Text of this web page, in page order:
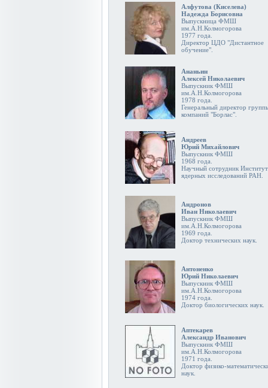
Алфутова (Киселева)
Надежда Борисовна
Выпускница ФМШ
им.А.Н.Колмогорова
1977 года.
Директор ЦДО "Дистантное
обучение".
Ананьин
Алексей Николаевич
Выпускник ФМШ
им.А.Н.Колмогорова
1978 года.
Генеральный директор
компаний "Борлас".
Андреев
Юрий Михайлович
Выпускник ФМШ
1968 года.
Научный сотрудник
ядерных исследований РАН.
Андронов
Иван Николаевич
Выпускник ФМШ
им.А.Н.Колмогорова
1969 года.
Доктор технических наук.
Антоненко
Юрий Николаевич
Выпускник ФМШ
им.А.Н.Колмогорова
1974 года.
Доктор биологических наук.
Аптекарев
Александр Иванович
Выпускник ФМШ
им.А.Н.Колмогорова
1971 года.
Доктор физико-
наук.